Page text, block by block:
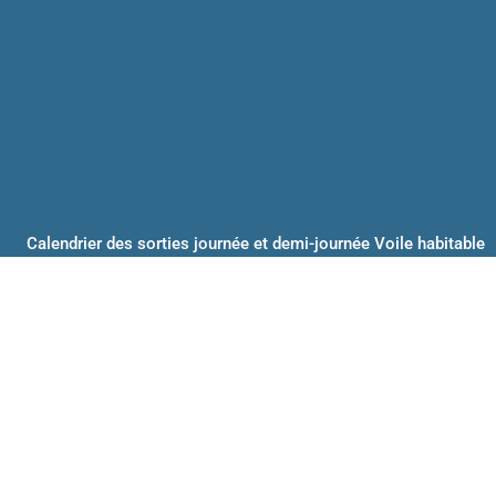
Calendrier des sorties journée et demi-journée Voile habitable